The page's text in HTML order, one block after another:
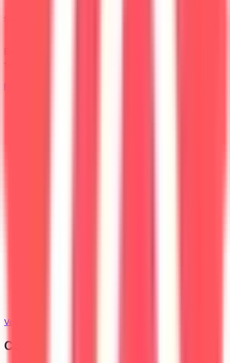
Statut
Envie de savoir si tu as tes chances dans cette
formation ?
Faire la simulation
Voir la fiche établissement
Contexte d'admission